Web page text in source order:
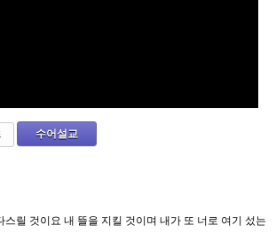
수어설교
릴 것이요 내 뜰을 지킬 것이며 내가 또 너로 여기 섰는